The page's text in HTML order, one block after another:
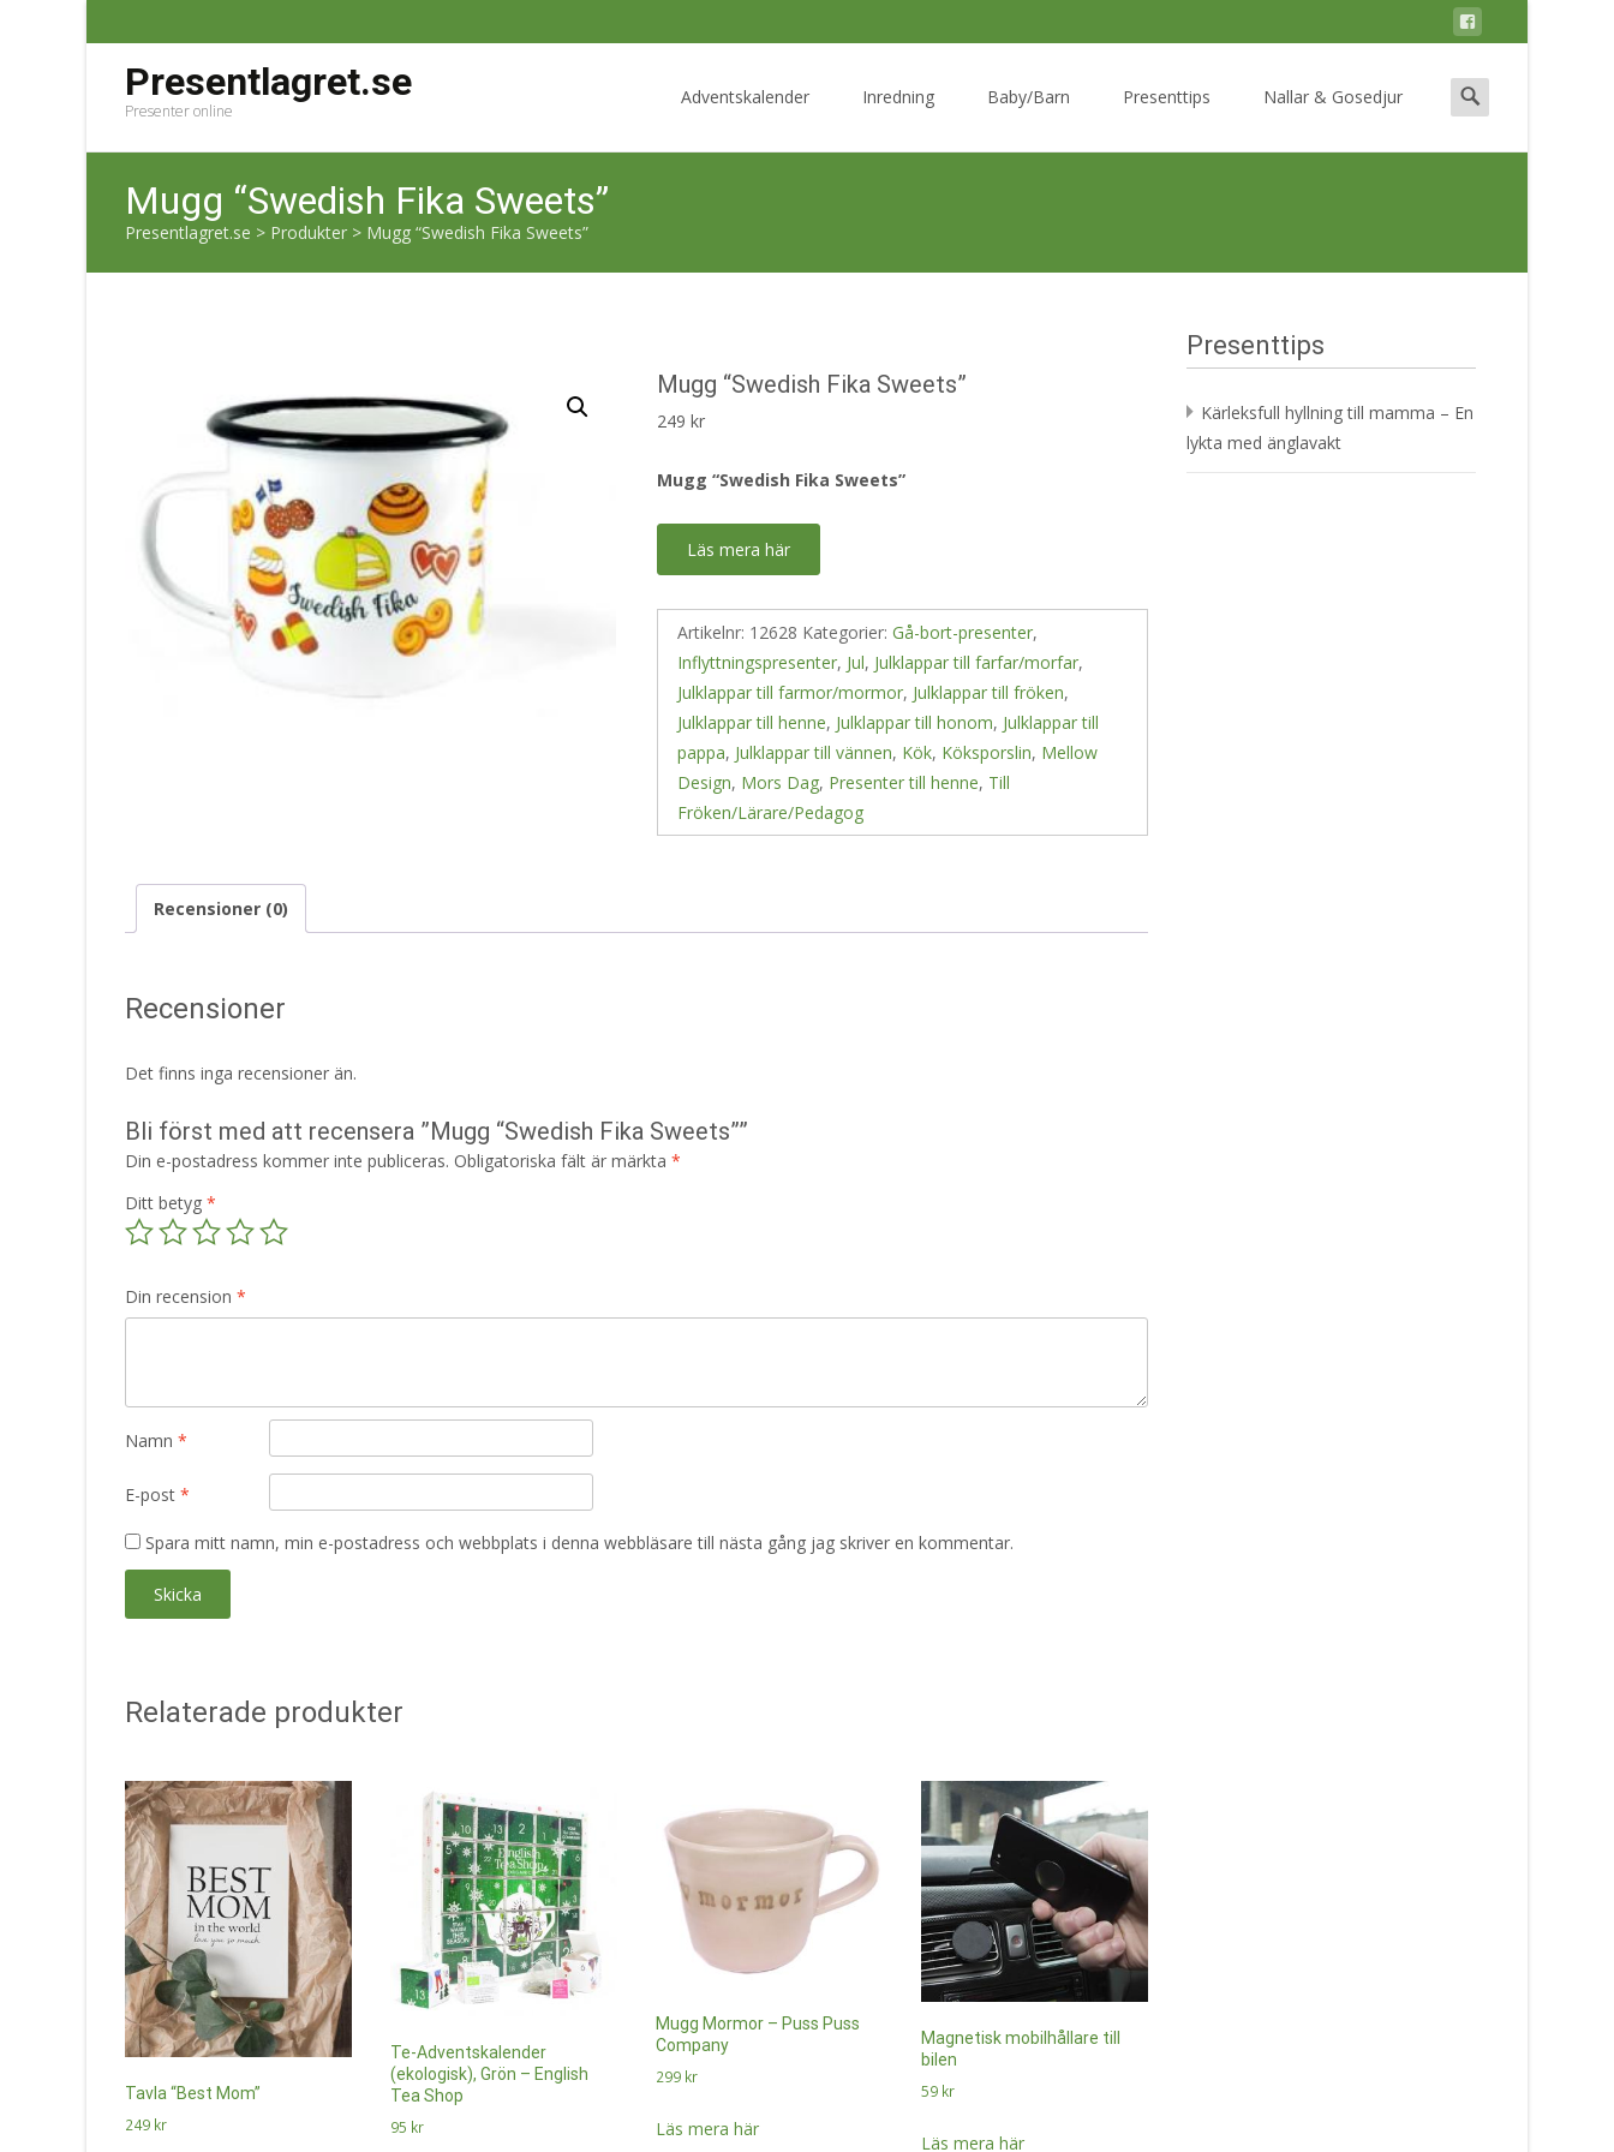
Presentlagret.se
Presenter online
Adventskalender Inredning Baby/Barn Presenttips Nallar & Gosedjur
Search
for:
Mugg “Swedish Fika Sweets”
Presentlagret.se > Produkter > Mugg “Swedish Fika Sweets”
Mugg “Swedish Fika Sweets”
249kr
Mugg “Swedish Fika Sweets”
Läs mera här
Artikelnr: 12628 Kategorier:Gå-bort-presenter,
Inflyttningspresenter, Jul, Julklappar till farfar/morfar,
Julklappar till farmor/mormor, Julklappar till fröken,
Julklappar till henne, Julklappar till honom, Julklappar till
pappa, Julklappar till vännen, Kök, Köksporslin, Mellow
Design, Mors Dag, Presenter till henne, Till
Fröken/Lärare/Pedagog
Recensioner (0)
Recensioner
Det finns inga recensioner än.
Bli först med att recensera ”Mugg “Swedish Fika Sweets””
Din e-postadress kommer inte publiceras. Obligatoriska fält är märkta *
Ditt betyg *
Din recension *
Namn *
E-post *
Spara mitt namn, min e-postadress och webbplats i denna webbläsare till nästa gång jag skriver en kommentar.
Relaterade produkter
Tavla “Best Mom”
249 kr
Te-Adventskalender
(ekologisk), Grön – English
Tea Shop
95 kr
Mugg Mormor – Puss Puss
Company
299 kr
Läs mera här
Magnetisk mobilhållare till
bilen
59 kr
Läs mera här
Presenttips
Kärleksfull hyllning till mamma – En
lykta med änglavakt